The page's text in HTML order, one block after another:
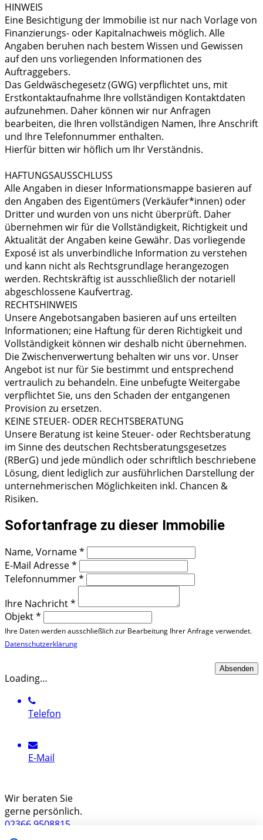
HINWEIS
Eine Besichtigung der Immobilie ist nur nach Vorlage von
Finanzierungs- oder Kapitalnachweis möglich. Alle
Angaben beruhen nach bestem Wissen und Gewissen
auf den uns vorliegenden Informationen des
Auftraggebers.
Das Geldwäschegesetz (GWG) verpflichtet uns, mit
Erstkontaktaufnahme Ihre vollständigen Kontaktdaten
aufzunehmen. Daher können wir nur Anfragen
bearbeiten, die Ihren vollständigen Namen, Ihre Anschrift
und Ihre Telefonnummer enthalten.
Hierfür bitten wir höflich um Ihr Verständnis.
HAFTUNGSAUSSCHLUSS
Alle Angaben in dieser Informationsmappe basieren auf
den Angaben des Eigentümers (Verkäufer*innen) oder
Dritter und wurden von uns nicht überprüft. Daher
übernehmen wir für die Vollständigkeit, Richtigkeit und
Aktualität der Angaben keine Gewähr. Das vorliegende
Exposé ist als unverbindliche Information zu verstehen
und kann nicht als Rechtsgrundlage herangezogen
werden. Rechtskräftig ist ausschließlich der notariell
abgeschlossene Kaufvertrag.
RECHTSHINWEIS
Unsere Angebotsangaben basieren auf uns erteilten
Informationen; eine Haftung für deren Richtigkeit und
Vollständigkeit können wir deshalb nicht übernehmen.
Die Zwischenverwertung behalten wir uns vor. Unser
Angebot ist nur für Sie bestimmt und entsprechend
vertraulich zu behandeln. Eine unbefugte Weitergabe
verpflichtet Sie, uns den Schaden der entgangenen
Provision zu ersetzen.
KEINE STEUER- ODER RECHTSBERATUNG
Unsere Beratung ist keine Steuer- oder Rechtsberatung
im Sinne des deutschen Rechtsberatungsgesetzes
(RBerG) und jede mündlich oder schriftlich beschriebene
Lösung, dient lediglich zur ausführlichen Darstellung der
unternehmerischen Möglichkeiten inkl. Chancen &
Risiken.
Sofortanfrage zu dieser Immobilie
Name, Vorname*
E-Mail Adresse*
Telefonnummer*
Ihre Nachricht*
Objekt*
Ihre Daten werden ausschließlich zur Bearbeitung Ihrer Anfrage verwendet.
Datenschutzerklärung
Loading…
Telefon
E-Mail
Wir beraten Sie
gerne persönlich.
02366 9508815
Wir freuen uns auf Ihren Anruf